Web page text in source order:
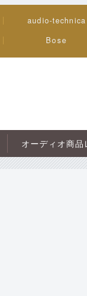
audio-technica
Bose
オーディオ商品